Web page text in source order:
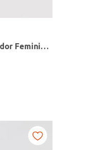
Relógio + Acessório Condor Feminino PRATA